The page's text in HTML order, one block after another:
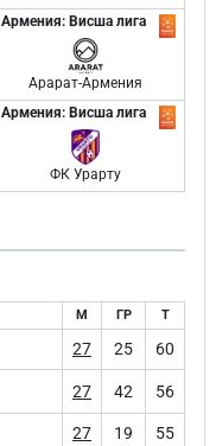
Армения: Висша лига
Арарат-Армения
Армения: Висша лига
ФК Урарту
М ГР Т
27 25 60
27 42 56
27 19 55